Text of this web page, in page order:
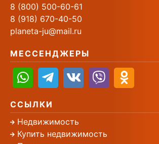
8 (800) 500-60-61
8 (918) 670-40-50
planeta-ju@mail.ru
МЕССЕНДЖЕРЫ
ССЫЛКИ
Недвижимость
Купить недвижимость